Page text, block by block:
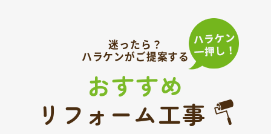
迷ったら？
ハラケンがご提案する
おすすめ
リフォーム工事